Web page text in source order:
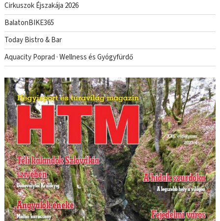
Cirkuszok Éjszakája 2026
BalatonBIKE365
Today Bistro & Bar
Aquacity Poprad · Wellness és Gyógyfürdő